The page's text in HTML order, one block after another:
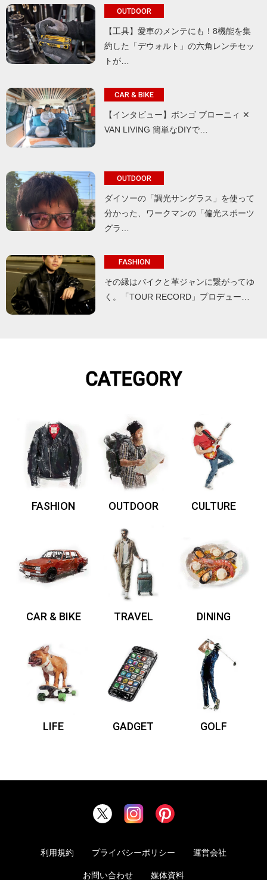
OUTDOOR
【工具】愛車のメンテにも！8機能を集
約した「デウォルト」の六角レンチセッ
トが…
CAR & BIKE
【インタビュー】ボンゴ ブローニィ ✕
VAN LIVING 簡単なDIYで…
OUTDOOR
ダイソーの「調光サングラス」を使って
分かった、ワークマンの「偏光スポーツ
グラ…
FASHION
その縁はバイクと革ジャンに繋がってゆ
く。「TOUR RECORD」プロデュー…
CATEGORY
FASHION OUTDOOR CULTURE
CAR & BIKE TRAVEL DINING
LIFE GADGET GOLF
利用規約 プライバシーポリシー 運営会社
お問い合わせ 媒体資料